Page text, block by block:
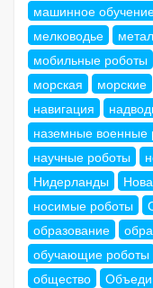
машинное
мелководье
мобильные роботы
морская
морские
навигация
наземные военные
научные роботы
Нидерланды
носимые роботы
образование
обучающие роботы
общество